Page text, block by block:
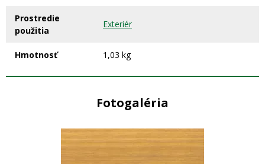
Prostredie
použitia
Exteriér
Hmotnosť 1,03 kg
Fotogaléria